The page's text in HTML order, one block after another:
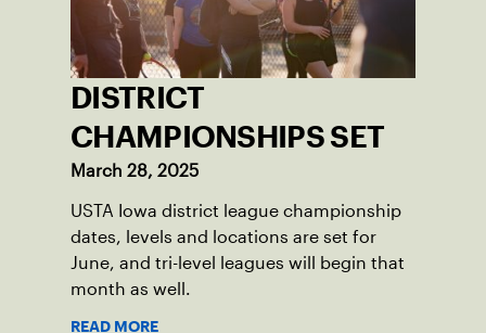
DISTRICT
CHAMPIONSHIPS SET
March 28, 2025
USTA Iowa district league championship
dates, levels and locations are set for
June, and tri-level leagues will begin that
month as well.
READ MORE